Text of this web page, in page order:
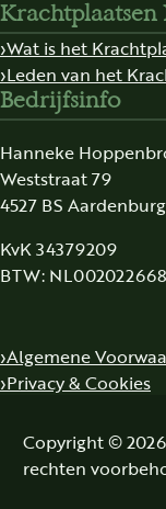
Wat is het
Leden van het
Bedrijfsinfo
Hanneke
Weststraat 79
4527 BS Aardenburg
KvK 34379209
BTW:
Algemene
Privacy & Cookies
Copyright ©
rechten